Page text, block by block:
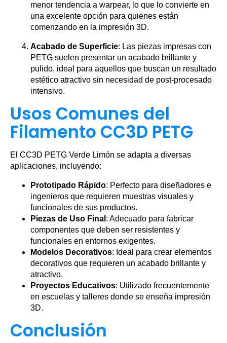
menor tendencia a warpear, lo que lo convierte en
una excelente opción para quienes están
comenzando en la impresión 3D.
Acabado de Superficie: Las piezas impresas con
PETG suelen presentar un acabado brillante y
pulido, ideal para aquellos que buscan un resultado
estético atractivo sin necesidad de post-procesado
intensivo.
Usos Comunes del
Filamento CC3D PETG
El CC3D PETG Verde Limón se adapta a diversas
aplicaciones, incluyendo:
Prototipado Rápido: Perfecto para diseñadores e
ingenieros que requieren muestras visuales y
funcionales de sus productos.
Piezas de Uso Final : Adecuado para fabricar
componentes que deben ser resistentes y
funcionales en entornos exigentes.
Modelos Decorativos: Ideal para crear elementos
decorativos que requieren un acabado brillante y
atractivo.
Proyectos Educativos: Utilizado frecuentemente
en escuelas y talleres donde se enseña impresión
3D.
Conclusión